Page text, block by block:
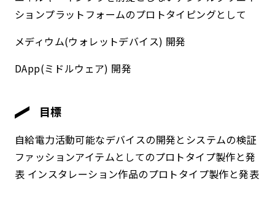
ションプラットフォームのプロトタイピングとして
メディウム(ウォレットデバイス) 開発
DApp(ミドルウェア) 開発
目標
自給電力活動可能なデバイスの開発とシステムの検証
ファッションアイテムとしてのプロトタイプ製作と発
表 インスタレーション作品のプロトタイプ製作と発表